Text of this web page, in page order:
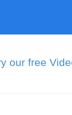
our free